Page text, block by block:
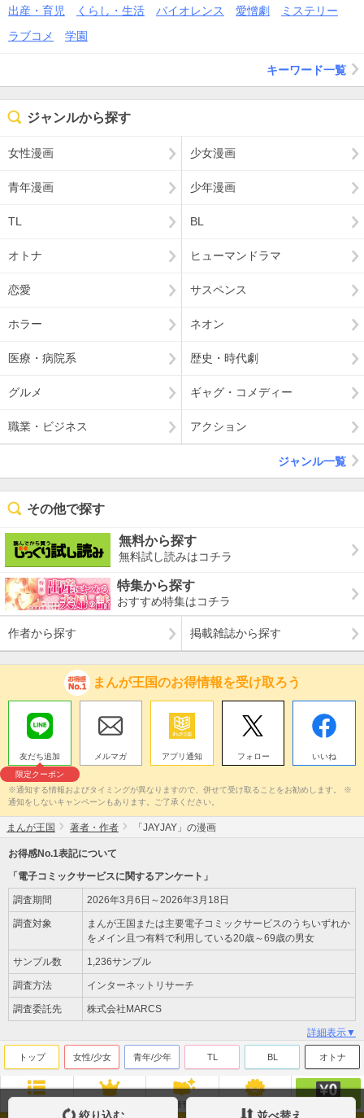
出産・育児 くらし・生活 バイオレンス 愛憎劇
ミステリー
ラブコメ
学園
キーワード一覧
ジャンルから探す
女性漫画 少女漫画
青年漫画 少年漫画
TL BL
オトナ ヒューマンドラマ
恋愛 サスペンス
ホラー ネオン
医療・病院系 歴史・時代劇
グルメ ギャグ・コメディー
職業・ビジネス アクション
ジャンル一覧
その他で探す
無料から探す
無料試し読みはコチラ
特集から探す
おすすめ特集はコチラ
作者から探す 掲載雑誌から探す
まんが王国のお得情報を受け取ろう
友だち追加
限定クーポン
メルマガ アプリ通知 フォロー いいね
※通知する情報およびタイミングが異なりますので、併せて受け取ることをお勧めします。 ※
通知をしないキャンペーンもあります。ご了承ください。
まんが王国 著者・作者 「JAYJAY」の漫画
お得感No.1表記について
「電子コミックサービスに関するアンケート」
調査期間 2026年3月6日～2026年3月18日
調査対象
まんが王国または主要電子コミックサービスのうちいずれか
をメイン且つ有料で利用している20歳～69歳の男女
サンプル数 1,236サンプル
調査方法 インターネットリサーチ
調査委託先 株式会社MARCS
詳細表示▼
トップ 女性/少女 青年/少年 TL BL オトナ
新刊